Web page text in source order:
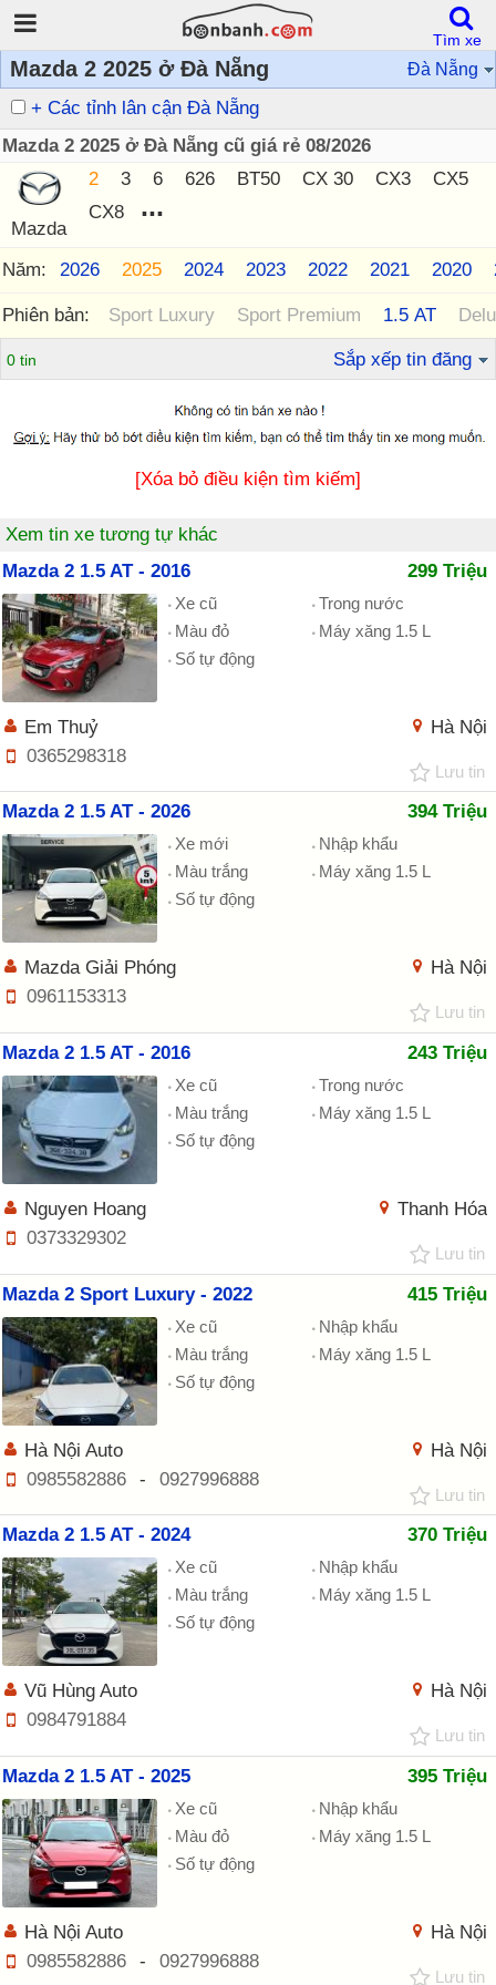
Mazda 2 2025 ở Đà Nẵng Đà Nẵng
+ Các tỉnh lân cận Đà Nẵng
Mazda 2 2025 ở Đà Nẵng cũ giá rẻ 08/2026
Mazda
2 3 6 626 BT50 CX 30 CX3
CX5
CX8
...
Năm: 2026 2025 2024 2023 2022 2021 2020
Phiên bản: Sport Luxury Sport Premium 1.5 AT
0 tin Sắp xếp tin đăng
[Xóa bỏ điều kiện tìm kiếm]
Xem tin xe tương tự khác
Mazda 2 1.5 AT - 2016
299 Triệu
Xe cũ
Trong nước
Màu đỏ
Máy xăng 1.5 L
Số tự động
Hà Nội
Em Thuỷ
0365298318
Lưu tin
Mazda 2 1.5 AT - 2026 394 Triệu
Xe mới
Nhập khẩu
Màu trắng
Máy xăng 1.5 L
Số tự động
Hà Nội
Mazda Giải Phóng
0961153313
Lưu tin
Mazda 2 1.5 AT - 2016 243 Triệu
Xe cũ
Trong nước
Màu trắng
Máy xăng 1.5 L
Số tự động
Thanh Hóa
Nguyen Hoang
0373329302
Lưu tin
Mazda 2 Sport Luxury - 2022 415 Triệu
Xe cũ
Nhập khẩu
Màu trắng
Máy xăng 1.5 L
Số tự động
Hà Nội
Hà Nội Auto
0985582886
- 0927996888
Lưu tin
Mazda 2 1.5 AT - 2024 370 Triệu
Xe cũ
Nhập khẩu
Màu trắng
Máy xăng 1.5 L
Số tự động
Hà Nội
Vũ Hùng Auto
0984791884
Lưu tin
Mazda 2 1.5 AT - 2025 395 Triệu
Xe cũ
Nhập khẩu
Màu đỏ
Máy xăng 1.5 L
Số tự động
Hà Nội
Hà Nội Auto
0985582886
- 0927996888
Lưu tin
Tìm xe